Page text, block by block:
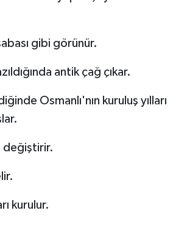
gibi görünür.
antik çağ çıkar.
Osmanlı'nın kuruluş yılları
değiştirir.
kurulur.